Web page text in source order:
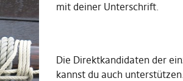
mit deiner Unterschrift.
Die Direktkandidaten der
kannst du auch unterstützen.